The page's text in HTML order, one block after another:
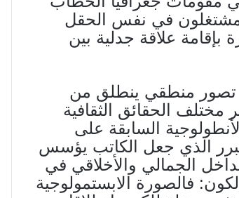
في نفس الحقل
علاقة جدلية بين
تصور منطقي ينطلق من
الحقائق الثقافية
السابقة على
الذي جعل الكاتب يؤسس
الجمالي والأخلاقي في
فالصورة الابستمولوجية